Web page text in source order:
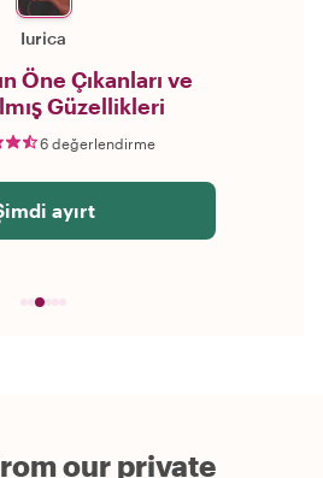
Iurica
Öne Çıkanları ve
Güzellikleri
6 değerlendirme
ayırt
our private